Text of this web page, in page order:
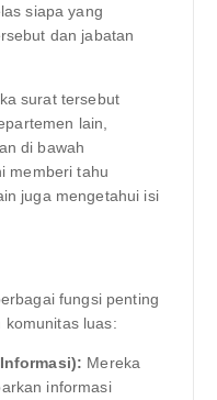
siapa yang
dan jabatan
surat tersebut
lain,
di bawah
memberi tahu
juga mengetahui isi
fungsi penting
komunitas luas:
Mereka
informasi